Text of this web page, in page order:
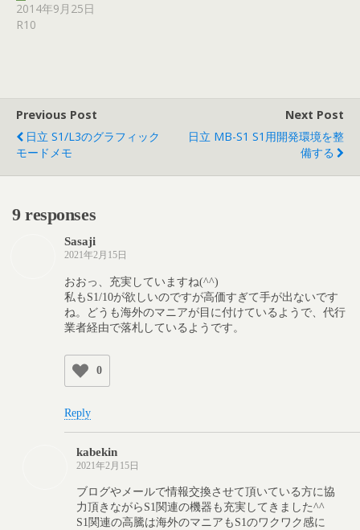
2014年9月25日
R10
Previous Post
日立 S1/L3のグラフィック
モードメモ
Next Post
日立 MB-S1 S1用開発環境を整
備する
9 responses
Sasaji
2021年2月15日
おおっ、充実していますね(^^)
私もS1/10が欲しいのですが高価すぎて手が出ないです
ね。どうも海外のマニアが目に付けているようで、代行
業者経由で落札しているようです。
0
Reply
kabekin
2021年2月15日
ブログやメールで情報交換させて頂いている方に協
力頂きながらS1関連の機器も充実してきました^^
S1関連の高騰は海外のマニアもS1のワクワク感に